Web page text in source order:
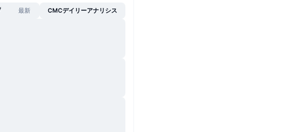
最新 CMCデイリーアナリシス